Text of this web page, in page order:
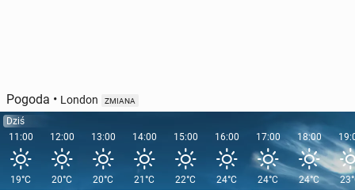
Pogoda • London ZMIANA
Dziś
11:00
19°C
12:00
20°C
13:00
20°C
14:00
21°C
15:00
22°C
16:00
24°C
17:00
24°C
18:00
24°C